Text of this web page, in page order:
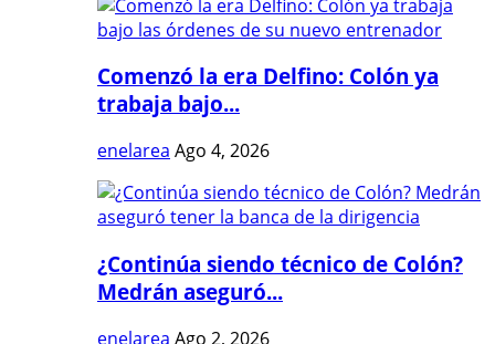
Comenzó la era Delfino: Colón ya
trabaja bajo...
enelarea Ago 4, 2026
¿Continúa siendo técnico de Colón?
Medrán aseguró...
enelarea Ago 2, 2026